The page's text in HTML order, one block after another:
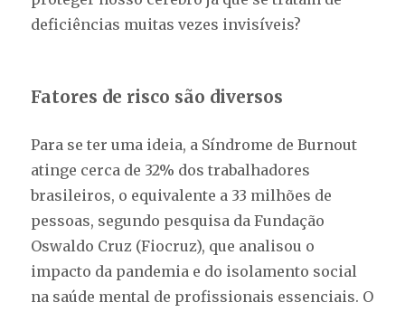
deficiências muitas vezes invisíveis?
Fatores de risco são diversos
Para se ter uma ideia, a Síndrome de Burnout
atinge cerca de 32% dos trabalhadores
brasileiros, o equivalente a 33 milhões de
pessoas, segundo pesquisa da Fundação
Oswaldo Cruz (Fiocruz), que analisou o
impacto da pandemia e do isolamento social
na saúde mental de profissionais essenciais. O